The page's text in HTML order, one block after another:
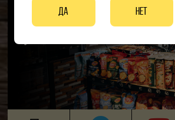
‹ Да Нет